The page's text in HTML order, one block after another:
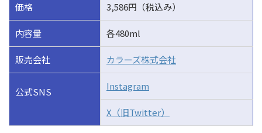
価格 3,586円（税込み）
内容量 各480ml
販売会社 カラーズ株式会社
公式SNS Instagram
X（旧Twitter）